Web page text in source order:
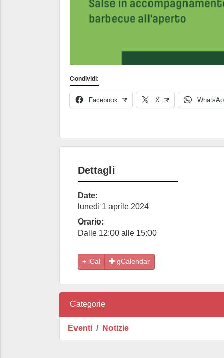
Condividi:
Facebook X
Dettagli
Date:
lunedì 1 aprile 2024
Orario:
Dalle 12:00 alle 15:00
gCalendar
Categorie
Eventi Notizie